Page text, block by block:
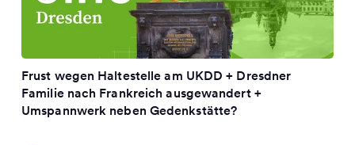
Frust wegen Haltestelle am UKDD + Dresdner
Familie nach Frankreich ausgewandert +
Umspannwerk neben Gedenkstätte?